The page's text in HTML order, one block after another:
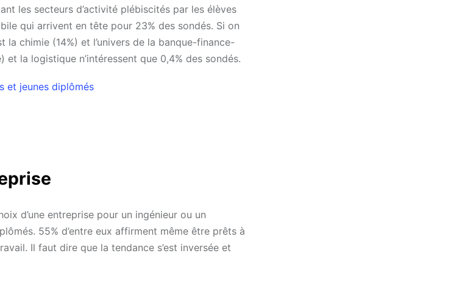
les secteurs d’activité plébiscités par les élèves
qui arrivent en tête pour 23% des sondés. Si on
chimie (14%) et l’univers de la banque-finance-
la logistique n’intéressent que 0,4% des sondés.
et jeunes diplômés
d’une entreprise pour un ingénieur ou un
55% d’entre eux affirment même être prêts à
Il faut dire que la tendance s’est inversée et